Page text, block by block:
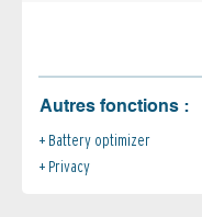
Autres fonctions :
Battery optimizer
Privacy